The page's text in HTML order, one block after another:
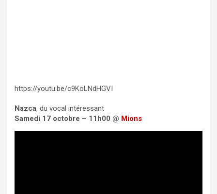
https://youtu.be/c9KoLNdHGVI
Nazca, du vocal intéressant
Samedi 17 octobre – 11h00 @ Mions